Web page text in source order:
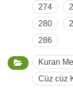
274
280
286
Kuran
Cüz cüz